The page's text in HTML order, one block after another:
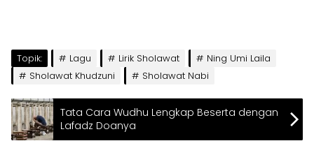
Topik: Lagu Lirik Sholawat
Ning Umi Laila
Sholawat Khudzuni
Sholawat Nabi
Tata Cara Wudhu Lengkap Beserta dengan
Lafadz Doanya